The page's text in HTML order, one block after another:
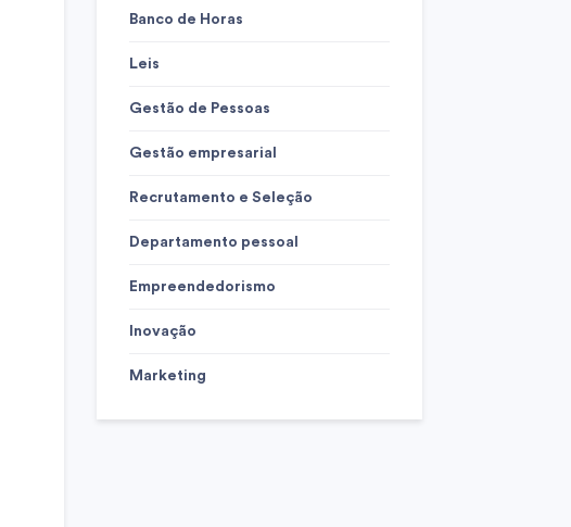
Banco de Horas
Leis
Gestão de Pessoas
Gestão empresarial
Recrutamento e Seleção
Departamento pessoal
Empreendedorismo
Inovação
Marketing